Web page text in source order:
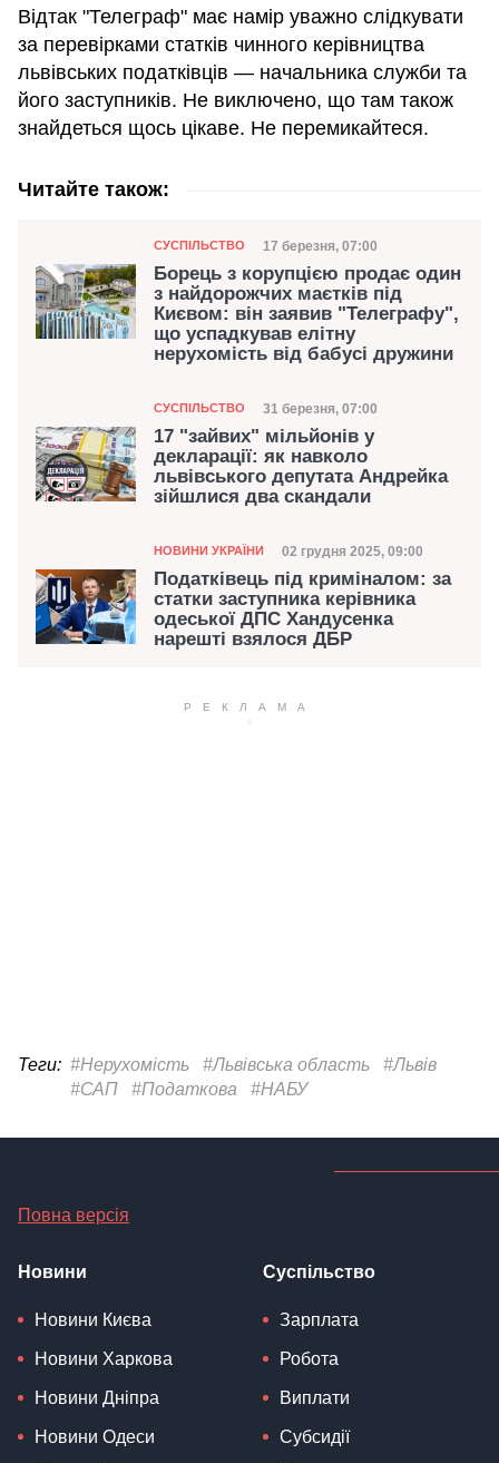
Відтак "Телеграф" має намір уважно слідкувати
за перевірками статків чинного керівництва
львівських податківців — начальника служби та
його заступників. Не виключено, що там також
знайдеться щось цікаве. Не перемикайтеся.
Читайте також:
Категорія
СУСПІЛЬСТВО Дата публікації
17 березня, 07:00
Борець з корупцією продає один
з найдорожчих маєтків під
Києвом: він заявив "Телеграфу",
що успадкував елітну
нерухомість від бабусі дружини
Категорія
СУСПІЛЬСТВО Дата публікації
31 березня, 07:00
17 "зайвих" мільйонів у
декларації: як навколо
львівського депутата Андрейка
зійшлися два скандали
Категорія
НОВИНИ УКРАЇНИ Дата публікації
02 грудня 2025, 09:00
Податківець під криміналом: за
статки заступника керівника
одеської ДПС Хандусенка
нарешті взялося ДБР
Теги: #Нерухомість #Львівська область
#Львів
#САП
#Податкова #НАБУ
Повна версія
Новини
Новини Києва
Новини Харкова
Новини Дніпра
Новини Одеси
Суспільство
Зарплата
Робота
Виплати
Субсидії